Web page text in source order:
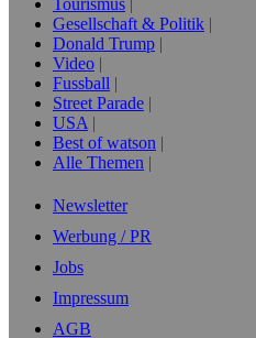
Tourismus
Gesellschaft & Politik
Donald Trump
Video
Fussball
Street Parade
USA
Best of watson
Alle Themen
Newsletter
Werbung / PR
Jobs
Impressum
AGB